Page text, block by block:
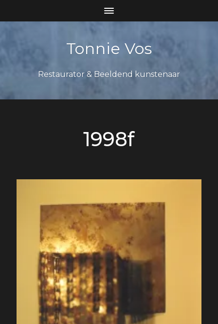
Tonnie Vos
Restaurator & Beeldend kunstenaar
1998f